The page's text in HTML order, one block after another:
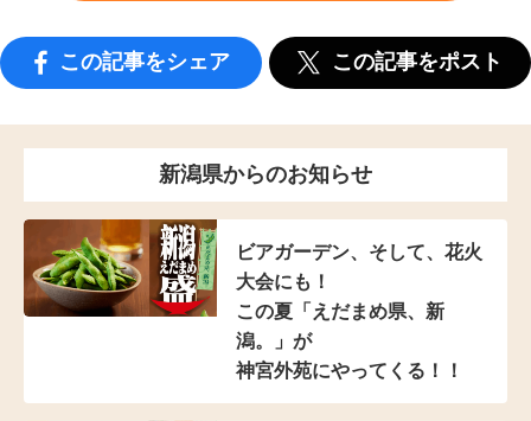
この記事をシェア この記事をポスト
新潟県からのお知らせ
ビアガーデン、そして、花火
大会にも！
この夏「えだまめ県、新
潟。」が
神宮外苑にやってくる！！